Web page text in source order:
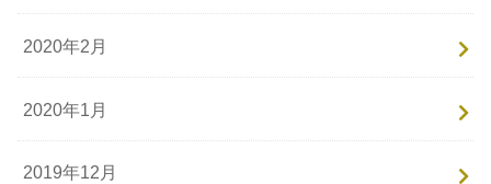
2020年2月
2020年1月
2019年12月